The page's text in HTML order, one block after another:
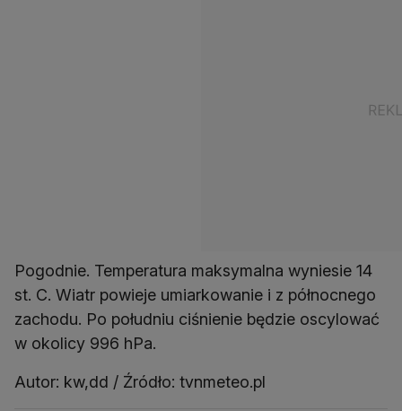
Pogodnie. Temperatura maksymalna wyniesie 14
st. C. Wiatr powieje umiarkowanie i z północnego
zachodu. Po południu ciśnienie będzie oscylować
w okolicy 996 hPa.
Autor: kw,dd / Źródło: tvnmeteo.pl